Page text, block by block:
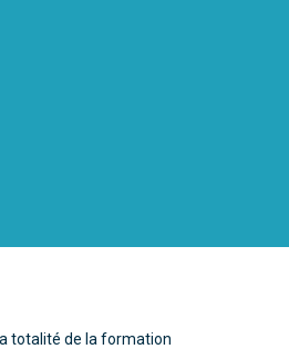
totalité de la formation